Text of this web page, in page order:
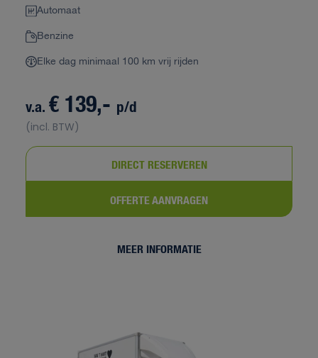
Automaat
Benzine
Elke dag minimaal 100 km vrij rijden
v.a.€ 139,- p/d
(incl. BTW)
DIRECT RESERVEREN
OFFERTE AANVRAGEN
MEER INFORMATIE